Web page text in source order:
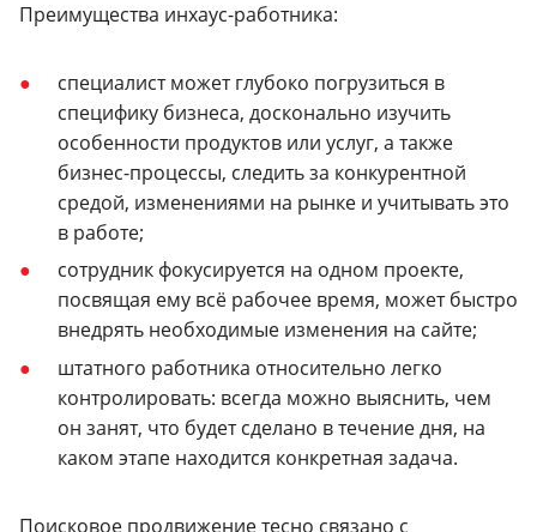
Преимущества инхаус-работника:
специалист может глубоко погрузиться в
специфику бизнеса, досконально изучить
особенности продуктов или услуг, а также
бизнес-процессы, следить за конкурентной
средой, изменениями на рынке и учитывать это
в работе;
сотрудник фокусируется на одном проекте,
посвящая ему всё рабочее время, может быстро
внедрять необходимые изменения на сайте;
штатного работника относительно легко
контролировать: всегда можно выяснить, чем
он занят, что будет сделано в течение дня, на
каком этапе находится конкретная задача.
Поисковое продвижение тесно связано с